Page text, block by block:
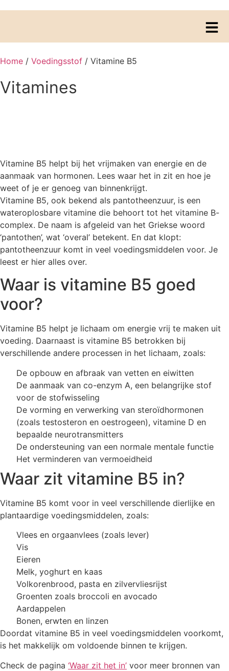
Home / Voedingsstof / Vitamine B5
Vitamines
Vitamine B5 helpt bij het vrijmaken van energie en de
aanmaak van hormonen. Lees waar het in zit en hoe je
weet of je er genoeg van binnenkrijgt.
Vitamine B5, ook bekend als pantotheenzuur, is een
wateroplosbare vitamine die behoort tot het vitamine B-
complex. De naam is afgeleid van het Griekse woord
‘pantothen’, wat ‘overal’ betekent. En dat klopt:
pantotheenzuur komt in veel voedingsmiddelen voor. Je
leest er hier alles over.
Waar is vitamine B5 goed
voor?
Vitamine B5 helpt je lichaam om energie vrij te maken uit
voeding. Daarnaast is vitamine B5 betrokken bij
verschillende andere processen in het lichaam, zoals:
De opbouw en afbraak van vetten en eiwitten
De aanmaak van co-enzym A, een belangrijke stof
voor de stofwisseling
De vorming en verwerking van steroïdhormonen
(zoals testosteron en oestrogeen), vitamine D en
bepaalde neurotransmitters
De ondersteuning van een normale mentale functie
Het verminderen van vermoeidheid
Waar zit vitamine B5 in?
Vitamine B5 komt voor in veel verschillende dierlijke en
plantaardige voedingsmiddelen, zoals:
Vlees en orgaanvlees (zoals lever)
Vis
Eieren
Melk, yoghurt en kaas
Volkorenbrood, pasta en zilvervliesrijst
Groenten zoals broccoli en avocado
Aardappelen
Bonen, erwten en linzen
Doordat vitamine B5 in veel voedingsmiddelen voorkomt,
is het makkelijk om voldoende binnen te krijgen.
Check de pagina ‘Waar zit het in’ voor meer bronnen van